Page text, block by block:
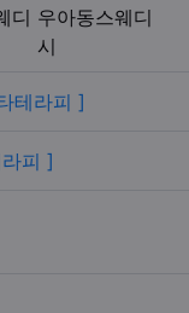
디 우아동스웨디
시
테라피 ]
피 ]